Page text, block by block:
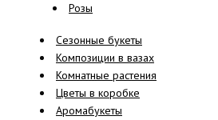
Розы
Сезонные букеты
Композиции в вазах
Комнатные растения
Цветы в коробке
Аромабукеты